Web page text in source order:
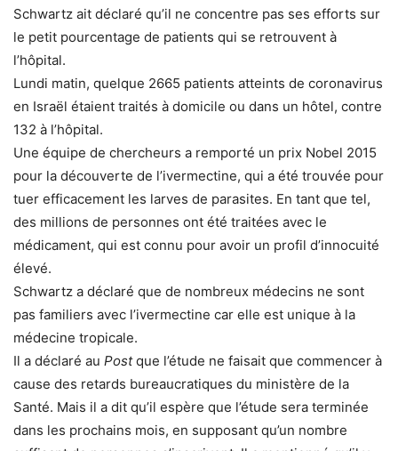
Schwartz ait déclaré qu’il ne concentre pas ses efforts sur
le petit pourcentage de patients qui se retrouvent à
l’hôpital.
Lundi matin, quelque 2665 patients atteints de coronavirus
en Israël étaient traités à domicile ou dans un hôtel, contre
132 à l’hôpital.
Une équipe de chercheurs a remporté un prix Nobel 2015
pour la découverte de l’ivermectine, qui a été trouvée pour
tuer efficacement les larves de parasites. En tant que tel,
des millions de personnes ont été traitées avec le
médicament, qui est connu pour avoir un profil d’innocuité
élevé.
Schwartz a déclaré que de nombreux médecins ne sont
pas familiers avec l’ivermectine car elle est unique à la
médecine tropicale.
Il a déclaré au Postque l’étude ne faisait que commencer à
cause des retards bureaucratiques du ministère de la
Santé. Mais il a dit qu’il espère que l’étude sera terminée
dans les prochains mois, en supposant qu’un nombre